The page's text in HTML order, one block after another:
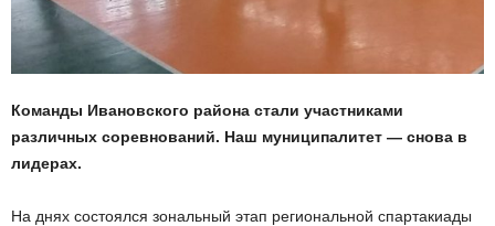
Команды Ивановского района стали участниками
различных соревнований. Наш муниципалитет — снова в
лидерах.
На днях состоялся зональный этап региональной спартакиады